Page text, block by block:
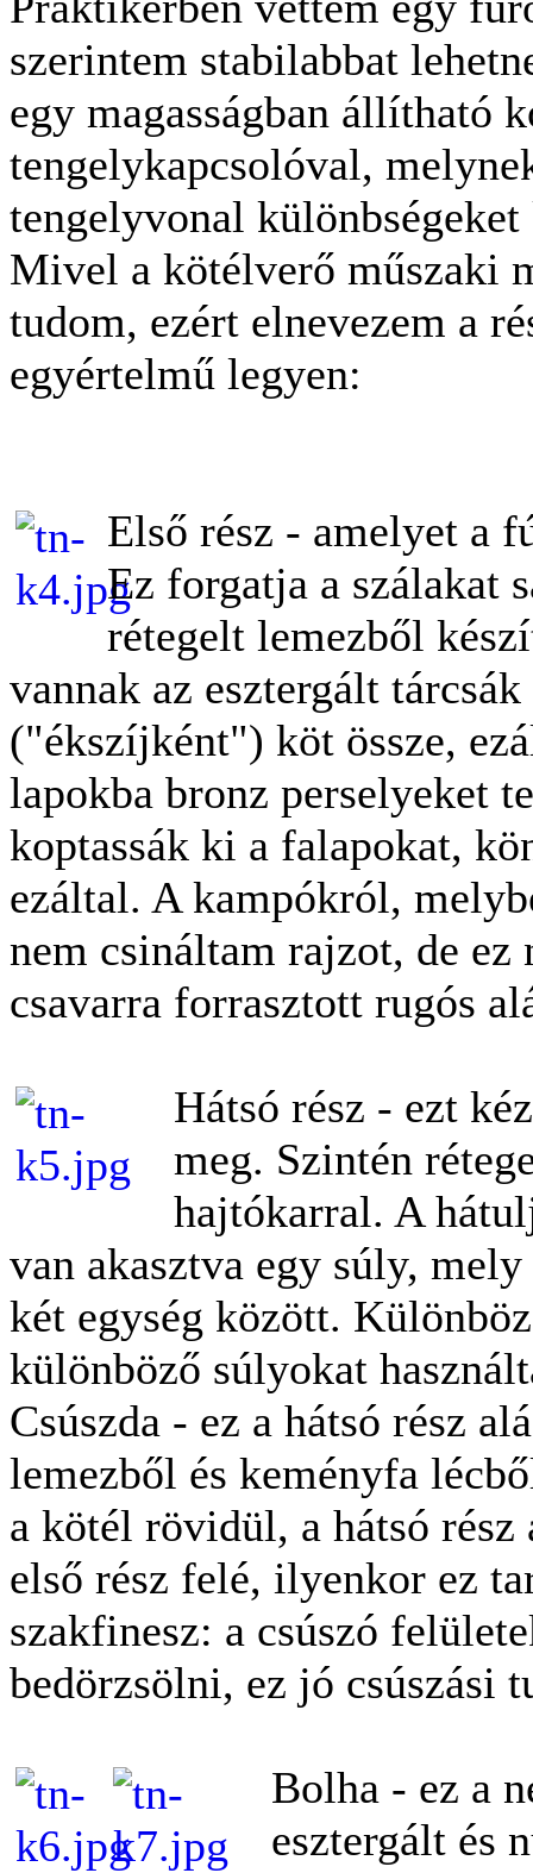
szerintem stabilabbat
egy magasságban állítható
tengelykapcsolóval,
tengelyvonal
Mivel a kötélverő műszaki
tudom, ezért elnevezem a
egyértelmű legyen:
Első rész - amelyet a
Ez forgatja a szálakat
rétegelt lemezből
vannak az esztergált
("ékszíjként") köt össze,
lapokba bronz perselyeket
koptassák ki a falapokat,
ezáltal. A kampókról,
nem csináltam rajzot, de
csavarra forrasztott rugós
Hátsó rész - ezt
meg. Szintén
hajtókarral. A
van akasztva egy súly,
két egység között.
különböző súlyokat
Csúszda - ez a hátsó rész
lemezből és keményfa
a kötél rövidül, a hátsó rész
első rész felé, ilyenkor ez
szakfinesz: a csúszó
bedörzsölni, ez jó csúszási
Bolha - ez a
esztergált és